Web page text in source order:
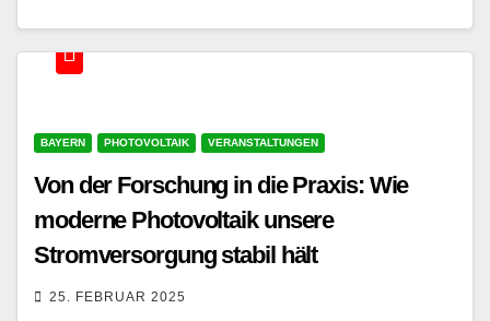
BAYERN PHOTOVOLTAIK VERANSTALTUNGEN
Von der Forschung in die Praxis: Wie
moderne Photovoltaik unsere
Stromversorgung stabil hält
25. FEBRUAR 2025